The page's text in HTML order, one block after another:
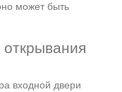
может быть
открывания
входной двери